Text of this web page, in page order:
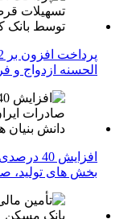
الحسنه ازدواج و
افزایش
بخش های تولید،